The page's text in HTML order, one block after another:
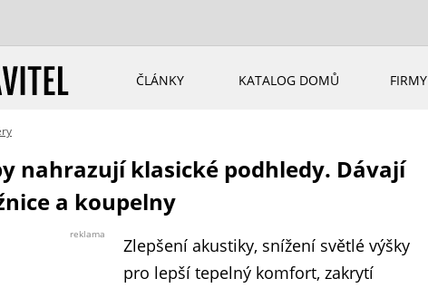
ČLÁNKY KATALOG DOMŮ FIRMY
nahrazují klasické podhledy. Dávají
a koupelny
reklama
Zlepšení akustiky, snížení světlé výšky
pro lepší tepelný komfort, zakrytí